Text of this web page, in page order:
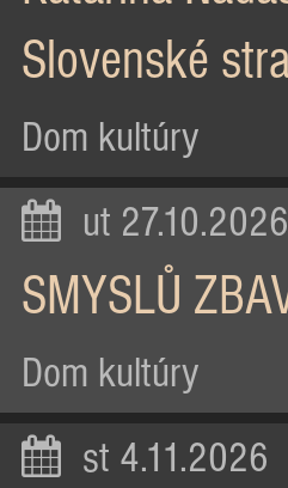
Slovenské
Dom kultúry
ut 27.10.2026
SMYSLŮ
Dom kultúry
st 4.11.2026